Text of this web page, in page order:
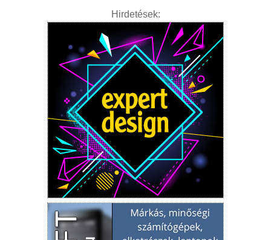
Hirdetések: